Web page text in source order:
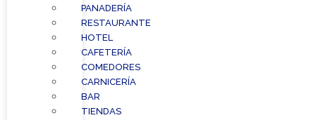
PANADERÍA
RESTAURANTE
HOTEL
CAFETERÍA
COMEDORES
CARNICERÍA
BAR
TIENDAS